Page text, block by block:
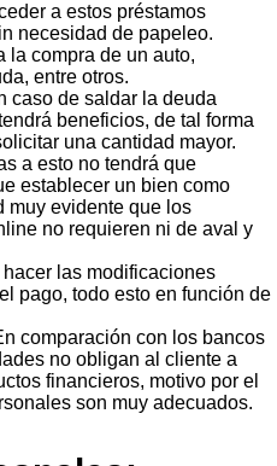
a estos préstamos
necesidad de papeleo.
la compra de un auto,
entre otros.
caso de saldar la deuda
beneficios, de tal forma
una cantidad mayor.
a esto no tendrá que
establecer un bien como
muy evidente que los
no requieren ni de aval y
hacer las modificaciones
pago, todo esto en función de
comparación con los bancos
no obligan al cliente a
financieros, motivo por el
son muy adecuados.